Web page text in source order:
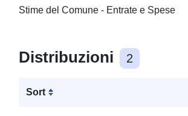
Stime del Comune - Entrate e Spese
Distribuzioni 2
Sort